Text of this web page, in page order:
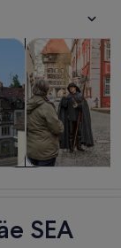
välilehdelle
uudelle
tilauskiertoajelut
Risteilyt ja
SEA